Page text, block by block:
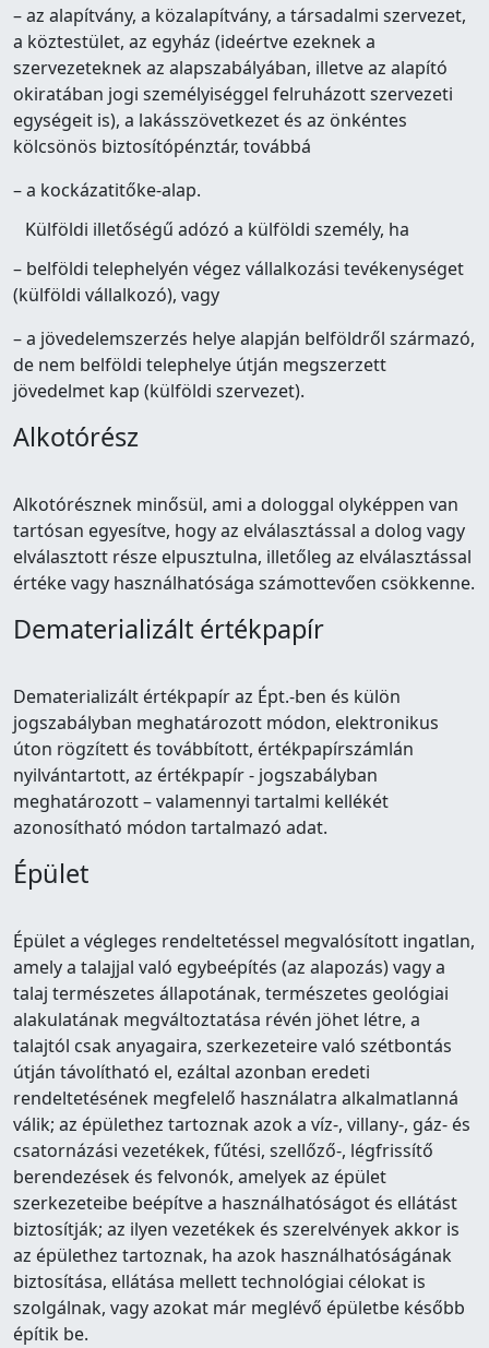
– az alapítvány, a közalapítvány, a társadalmi szervezet,
a köztestület, az egyház (ideértve ezeknek a
szervezeteknek az alapszabályában, illetve az alapító
okiratában jogi személyiséggel felruházott szervezeti
egységeit is), a lakásszövetkezet és az önkéntes
kölcsönös biztosítópénztár, továbbá
– a kockázatitőke-alap.
Külföldi illetőségű adózó a külföldi személy, ha
– belföldi telephelyén végez vállalkozási tevékenységet
(külföldi vállalkozó), vagy
– a jövedelemszerzés helye alapján belföldről származó,
de nem belföldi telephelye útján megszerzett
jövedelmet kap (külföldi szervezet).
Alkotórész
Alkotórésznek minősül, ami a dologgal olyképpen van
tartósan egyesítve, hogy az elválasztással a dolog vagy
elválasztott része elpusztulna, illetőleg az elválasztással
értéke vagy használhatósága számottevően csökkenne.
Dematerializált értékpapír
Dematerializált értékpapír az Épt.-ben és külön
jogszabályban meghatározott módon, elektronikus
úton rögzített és továbbított, értékpapírszámlán
nyilvántartott, az értékpapír - jogszabályban
meghatározott – valamennyi tartalmi kellékét
azonosítható módon tartalmazó adat.
Épület
Épület a végleges rendeltetéssel megvalósított ingatlan,
amely a talajjal való egybeépítés (az alapozás) vagy a
talaj természetes állapotának, természetes geológiai
alakulatának megváltoztatása révén jöhet létre, a
talajtól csak anyagaira, szerkezeteire való szétbontás
útján távolítható el, ezáltal azonban eredeti
rendeltetésének megfelelő használatra alkalmatlanná
válik; az épülethez tartoznak azok a víz-, villany-, gáz- és
csatornázási vezetékek, fűtési, szellőző-, légfrissítő
berendezések és felvonók, amelyek az épület
szerkezeteibe beépítve a használhatóságot és ellátást
biztosítják; az ilyen vezetékek és szerelvények akkor is
az épülethez tartoznak, ha azok használhatóságának
biztosítása, ellátása mellett technológiai célokat is
szolgálnak, vagy azokat már meglévő épületbe később
építik be.